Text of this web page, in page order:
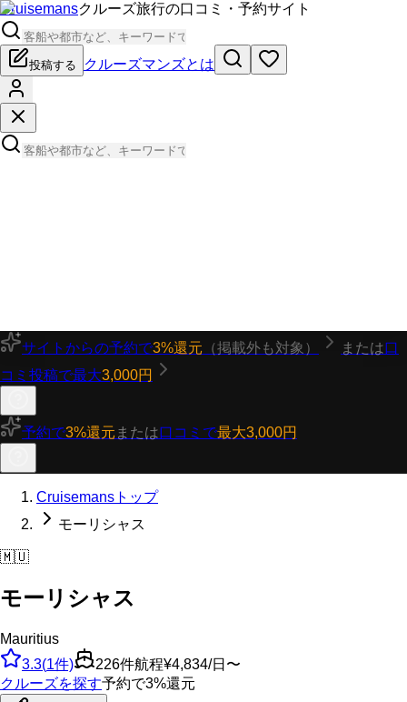
Cruisemansクルーズ旅行の口コミ・予約サイト
投稿する クルーズマンズとは
サイトからの予約で3%還元 （掲載外も対象） または口
コミ投稿で最大3,000円
予約で3%還元 または口コミで最大3,000円
Cruisemansトップ
モーリシャス
🇲🇺
モーリシャス
Mauritius
3.3(1件) 226件航程¥4,834/日〜
クルーズを探す予約で3%還元